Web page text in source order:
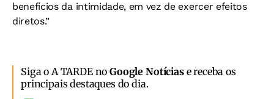
benefícios da intimidade, em vez de exercer efeitos
diretos.”
Siga o A TARDE noGoogle Notíciase receba os
principais destaques do dia.